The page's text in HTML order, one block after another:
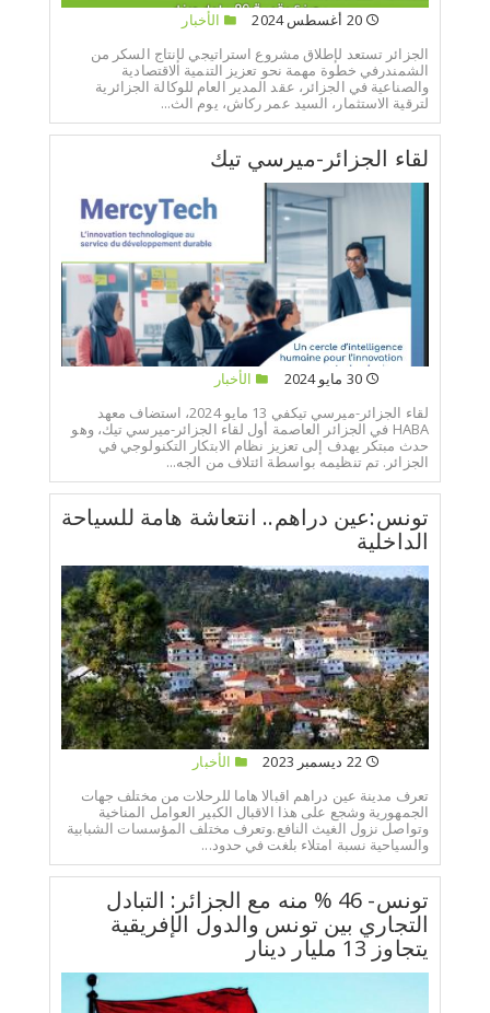
20 أغسطس 2024
الأخبار
الجزائر تستعد لإطلاق مشروع استراتيجي لإنتاج السكر من
الشمندرفي خطوة مهمة نحو تعزيز التنمية الاقتصادية
والصناعية في الجزائر، عقد المدير العام للوكالة الجزائرية
لترقية الاستثمار، السيد عمر ركاش، يوم الث...
لقاء الجزائر-ميرسي تيك
30 مايو 2024
الأخبار
لقاء الجزائر-ميرسي تيكفي 13 مايو 2024، استضاف معهد
HABA في الجزائر العاصمة أول لقاء الجزائر-ميرسي تيك، وهو
حدث مبتكر يهدف إلى تعزيز نظام الابتكار التكنولوجي في
الجزائر. تم تنظيمه بواسطة ائتلاف من الجه...
تونس:عين دراهم.. انتعاشة هامة للسياحة
الداخلية
22 ديسمبر 2023
الأخبار
تعرف مدينة عين دراهم اقبالا هاما للرحلات من مختلف جهات
الجمهورية وشجع على هذا الاقبال الكبير العوامل المناخية
وتواصل نزول الغيث النافع.وتعرف مختلف المؤسسات الشبابية
والسياحية نسبة امتلاء بلغت في حدود...
تونس- 46 % منه مع الجزائر: التبادل
التجاري بين تونس والدول الإفريقية
يتجاوز 13 مليار دينار